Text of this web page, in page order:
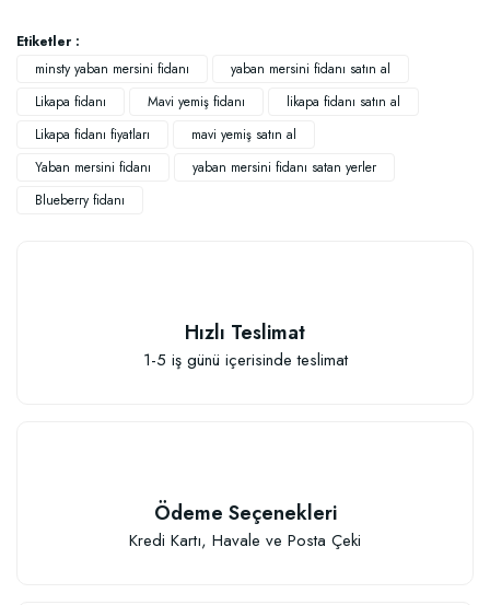
Elastik Meyve Fidanı Bağlama İpi (10 Fidan İçin )
Sepete Ekle
Etiketler :
minsty yaban mersini fidanı
yaban mersini fidanı satın al
Likapa fidanı
Mavi yemiş fidanı
likapa fidanı satın al
Likapa fidanı fiyatları
mavi yemiş satın al
Yaban mersini fidanı
yaban mersini fidanı satan yerler
Blueberry fidanı
Hızlı Teslimat
1-5 iş günü içerisinde teslimat
Ödeme Seçenekleri
Kredi Kartı, Havale ve Posta Çeki